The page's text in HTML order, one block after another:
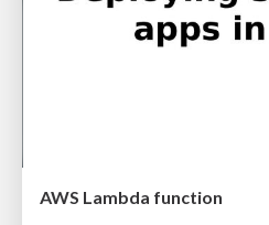
AWS Lambda function